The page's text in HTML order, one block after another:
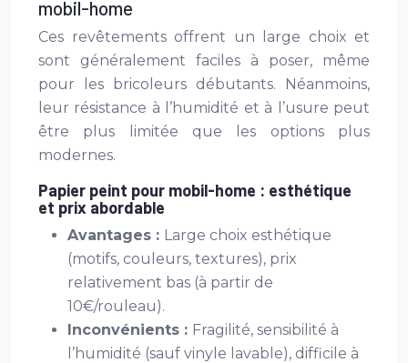
mobil-home
Ces revêtements offrent un large choix et
sont généralement faciles à poser, même
pour les bricoleurs débutants. Néanmoins,
leur résistance à l’humidité et à l’usure peut
être plus limitée que les options plus
modernes.
Papier peint pour mobil-home : esthétique
et prix abordable
Avantages : Large choix esthétique
(motifs, couleurs, textures), prix
relativement bas (à partir de
10€/rouleau).
Inconvénients : Fragilité, sensibilité à
l’humidité (sauf vinyle lavable), difficile à